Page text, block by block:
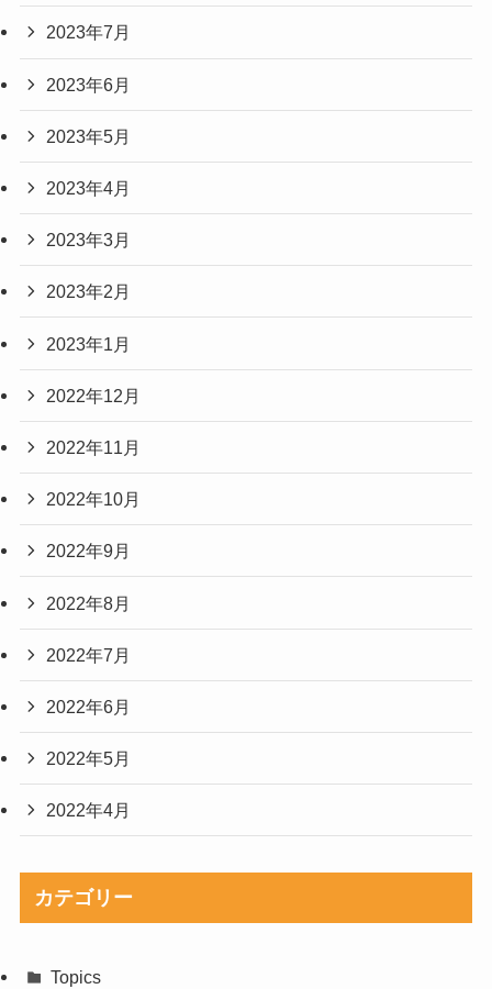
2023年7月
2023年6月
2023年5月
2023年4月
2023年3月
2023年2月
2023年1月
2022年12月
2022年11月
2022年10月
2022年9月
2022年8月
2022年7月
2022年6月
2022年5月
2022年4月
カテゴリー
Topics